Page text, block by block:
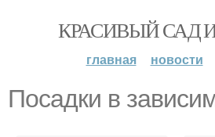
КРАСИВЫЙ САД
главная новости
Посадки в